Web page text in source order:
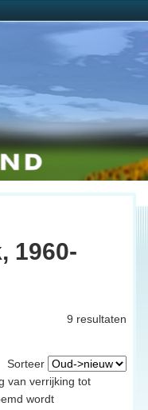
1960-
9 resultaten
Sorteer
van verrijking tot
wordt